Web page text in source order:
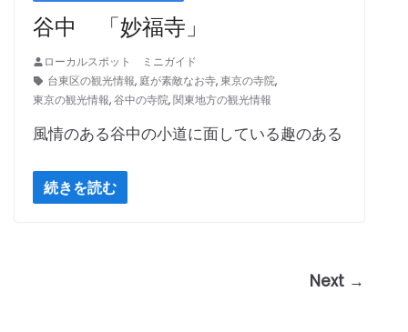
谷中 「妙福寺」
ローカルスポット ミニガイド
台東区の観光情報, 庭が素敵なお寺,東京の寺院,
東京の観光情報,谷中の寺院,関東地方の観光情報
風情のある谷中の小道に面している趣のある
続きを読む
Next →